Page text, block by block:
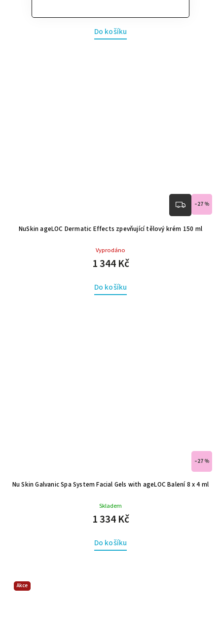
Do košíku
–27 %
NuSkin ageLOC Dermatic Effects zpevňující tělový krém 150 ml
Vyprodáno
1 344 Kč
Do košíku
–27 %
Nu Skin Galvanic Spa System Facial Gels with ageLOC Balení 8 x 4 ml
Skladem
1 334 Kč
Do košíku
Akce